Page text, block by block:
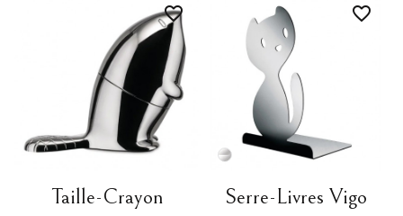
Taille-Crayon
favorite_border
Serre-Livres Vigo
favorite_border